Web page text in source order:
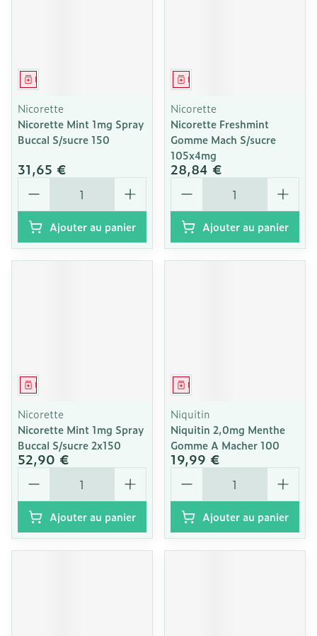
Médicament
Nicorette
Nicorette Mint 1mg Spray
Buccal S/sucre 150
31,65 €
Quantité
Ajouter au panier
Médicament
Nicorette
Nicorette Freshmint
Gomme Mach S/sucre
105x4mg
28,84 €
Quantité
Ajouter au panier
Médicament
Nicorette
Nicorette Mint 1mg Spray
Buccal S/sucre 2x150
52,90 €
Quantité
Ajouter au panier
Médicament
Niquitin
Niquitin 2,0mg Menthe
Gomme A Macher 100
19,99 €
Quantité
Ajouter au panier